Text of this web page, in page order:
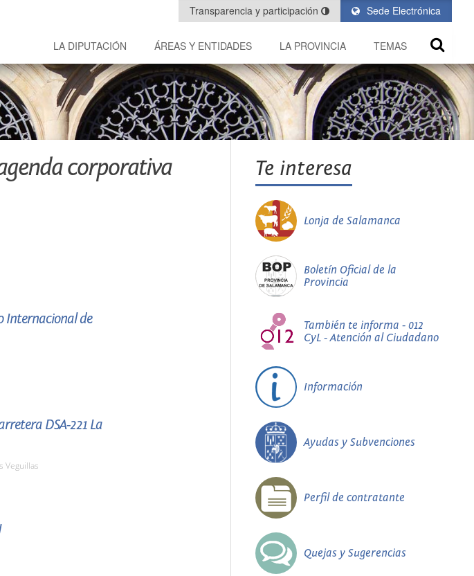
Sede Electrónica
Transparencia y participación
LA DIPUTACIÓN ÁREAS Y ENTIDADES LA PROVINCIA TEMAS
corporativa
Internacional de
DSA-221 La
Veguillas
Te interesa
Lonja de Salamanca
Boletín Oficial de la
Provincia
También te informa - 012
CyL - Atención al Ciudadano
Información
Ayudas y Subvenciones
Perfil de contratante
Quejas y Sugerencias